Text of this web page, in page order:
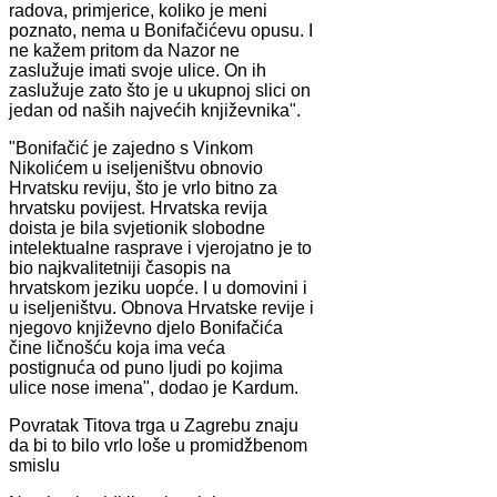
radova, primjerice, koliko je meni
poznato, nema u Bonifačićevu opusu. I
ne kažem pritom da Nazor ne
zaslužuje imati svoje ulice. On ih
zaslužuje zato što je u ukupnoj slici on
jedan od naših najvećih književnika".
"Bonifačić je zajedno s Vinkom
Nikolićem u iseljeništvu obnovio
Hrvatsku reviju, što je vrlo bitno za
hrvatsku povijest. Hrvatska revija
doista je bila svjetionik slobodne
intelektualne rasprave i vjerojatno je to
bio najkvalitetniji časopis na
hrvatskom jeziku uopće. I u domovini i
u iseljeništvu. Obnova Hrvatske revije i
njegovo književno djelo Bonifačića
čine ličnošću koja ima veća
postignuća od puno ljudi po kojima
ulice nose imena", dodao je Kardum.
Povratak Titova trga u Zagrebu znaju
da bi to bilo vrlo loše u promidžbenom
smislu